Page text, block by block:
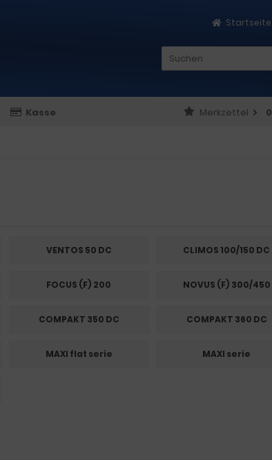
Startseite
Kasse Merkzettel 0
VENTOS 50 DC CLIMOS 100/150 DC
FOCUS (F) 200 NOVUS (F) 300/450
COMPAKT 350 DC COMPAKT 360 DC
MAXI flat serie MAXI serie